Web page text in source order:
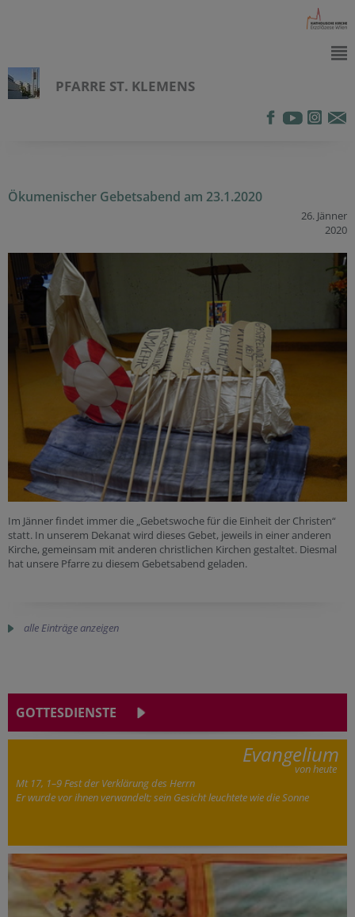
PFARRE ST. KLEMENS
Ökumenischer Gebetsabend am 23.1.2020
26. Jänner
2020
Im Jänner findet immer die „Gebetswoche für die Einheit der Christen“
statt. In unserem Dekanat wird dieses Gebet, jeweils in einer anderen
Kirche, gemeinsam mit anderen christlichen Kirchen gestaltet. Diesmal
hat unsere Pfarre zu diesem Gebetsabend geladen.
alle Einträge anzeigen
GOTTESDIENSTE
Evangelium
von heute
Mt 17, 1–9 Fest der Verklärung des Herrn
Er wurde vor ihnen verwandelt; sein Gesicht leuchtete wie die Sonne